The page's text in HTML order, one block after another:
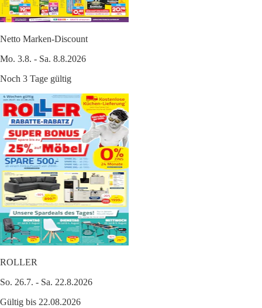
Netto Marken-Discount
Mo. 3.8. - Sa. 8.8.2026
Noch 3 Tage gültig
ROLLER
So. 26.7. - Sa. 22.8.2026
Gültig bis 22.08.2026